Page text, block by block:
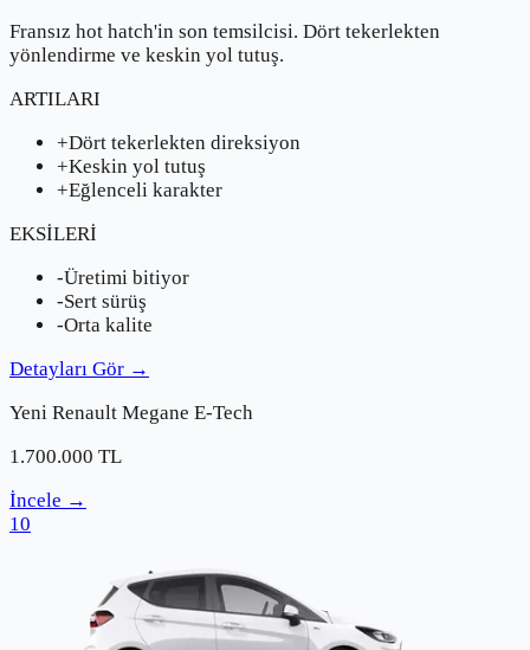
Fransız hot hatch'in son temsilcisi. Dört tekerlekten
yönlendirme ve keskin yol tutuş.
ARTILARI
+Dört tekerlekten direksiyon
+Keskin yol tutuş
+Eğlenceli karakter
EKSİLERİ
-Üretimi bitiyor
-Sert sürüş
-Orta kalite
Detayları Gör →
Yeni Renault Megane E-Tech
1.700.000 TL
İncele →
10